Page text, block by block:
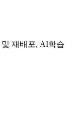
재배포, AI학습